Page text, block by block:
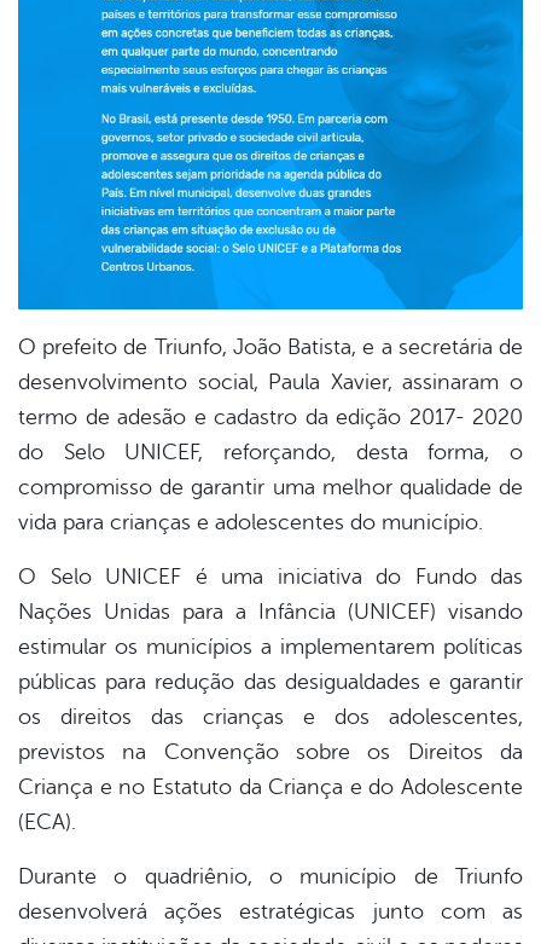
O prefeito de Triunfo, João Batista, e a secretária de
desenvolvimento social, Paula Xavier, assinaram o
termo de adesão e cadastro da edição 2017- 2020
do Selo UNICEF, reforçando, desta forma, o
compromisso de garantir uma melhor qualidade de
vida para crianças e adolescentes do município.
O Selo UNICEF é uma iniciativa do Fundo das
Nações Unidas para a Infância (UNICEF) visando
estimular os municípios a implementarem políticas
públicas para redução das desigualdades e garantir
os direitos das crianças e dos adolescentes,
previstos na Convenção sobre os Direitos da
Criança e no Estatuto da Criança e do Adolescente
(ECA).
Durante o quadriênio, o município de Triunfo
desenvolverá ações estratégicas junto com as